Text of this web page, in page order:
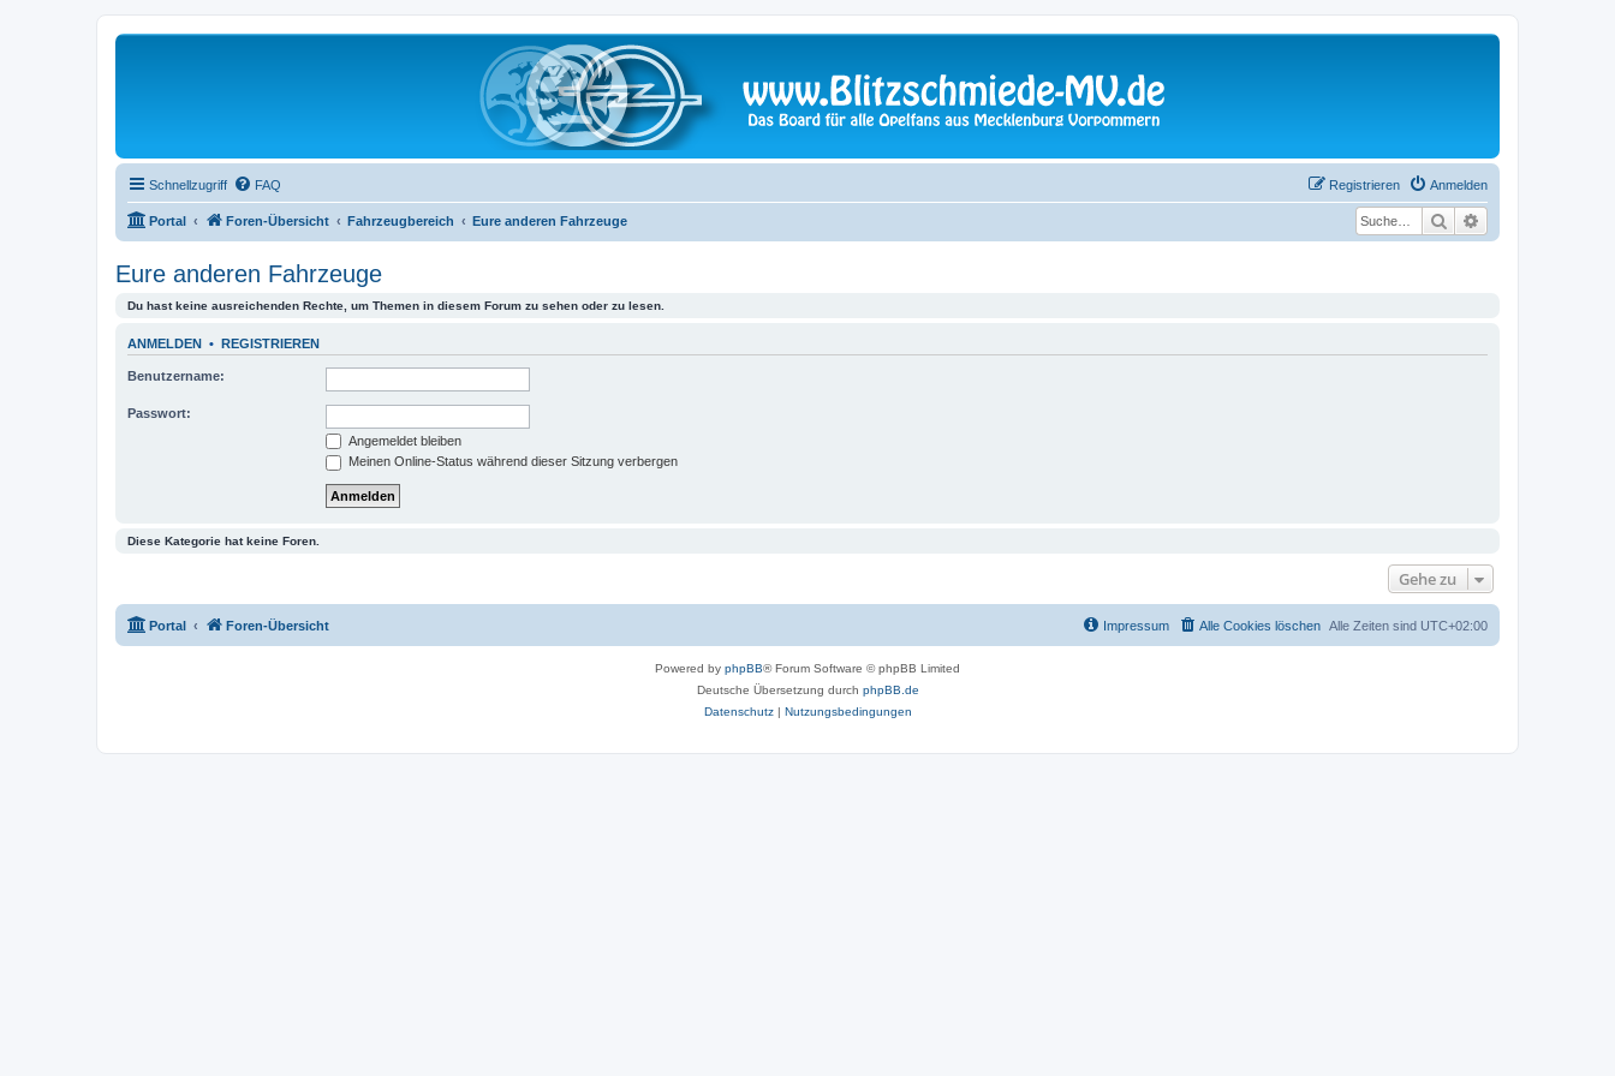
Schnellzugriff FAQ Anmelden
Registrieren
Portal Foren-Übersicht Fahrzeugbereich Eure anderen Fahrzeuge Suche
Eure anderen Fahrzeuge
Du hast keine ausreichenden Rechte, um Themen in diesem Forum zu sehen oder zu lesen.
ANMELDEN • REGISTRIEREN
Benutzername:
Passwort:
Angemeldet bleiben
Meinen Online-Status während dieser Sitzung verbergen
Diese Kategorie hat keine Foren.
Gehe zu
Portal Foren-Übersicht Alle Zeiten sind UTC+02:00
Alle Cookies löschen
Impressum
Powered by phpBB® Forum Software © phpBB Limited
Deutsche Übersetzung durch phpBB.de
Datenschutz| Nutzungsbedingungen